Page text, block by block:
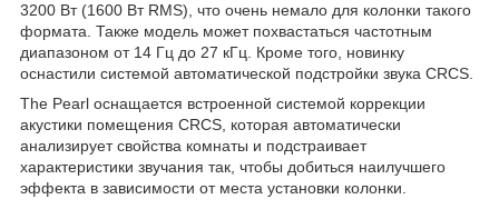
3200 Вт (1600 Вт RMS), что очень немало для колонки такого
формата. Также модель может похвастаться частотным
диапазоном от 14 Гц до 27 кГц. Кроме того, новинку
оснастили системой автоматической подстройки звука CRCS.
The Pearl оснащается встроенной системой коррекции
акустики помещения CRCS, которая автоматически
анализирует свойства комнаты и подстраивает
характеристики звучания так, чтобы добиться наилучшего
эффекта в зависимости от места установки колонки.